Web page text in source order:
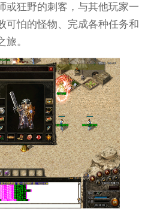
或狂野的刺客，与其他玩家一
可怕的怪物、完成各种任务和
。